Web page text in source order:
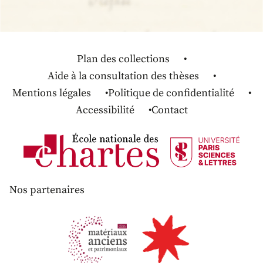
Plan des collections
Aide à la consultation des thèses
Mentions légales
Politique de confidentialité
Accessibilité
Contact
Nos partenaires